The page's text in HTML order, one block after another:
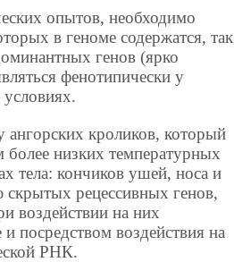
опытов, необходимо
в геноме содержатся, так
генов (ярко
фенотипически у
ангорских кроликов, который
более низких температурных
тела: кончиков ушей, носа и
рецессивных генов,
воздействии на них
посредством воздействия на
РНК.